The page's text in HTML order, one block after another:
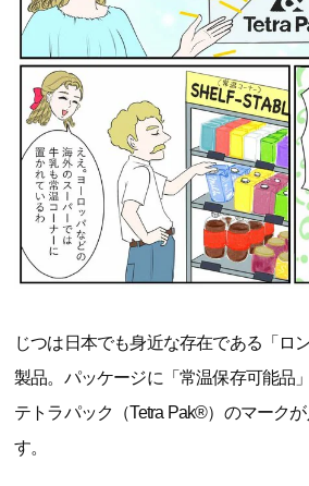
じつは日本でも身近な存在である「ロ
製品。パッケージに「常温保存可能品
テトラパック（Tetra Pak®）のマーク
す。